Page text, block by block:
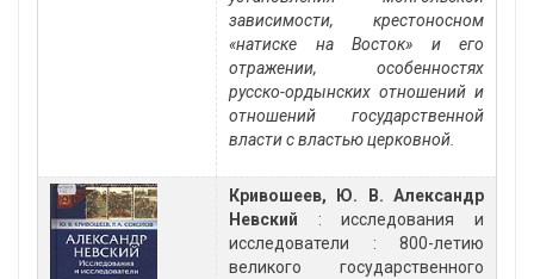
зависимости, крестоносном
«натиске на Восток» и его
отражении, особенностях
русско-ордынских отношений и
отношений государственной
власти с властью церковной.
Кривошеев, Ю. В. Александр
Невский : исследования и
исследователи : 800-летию
великого государственного